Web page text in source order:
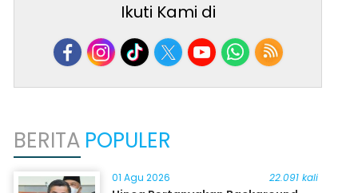
Ikuti Kami di
BERITA POPULER
01 Agu 2026 22.091 kali